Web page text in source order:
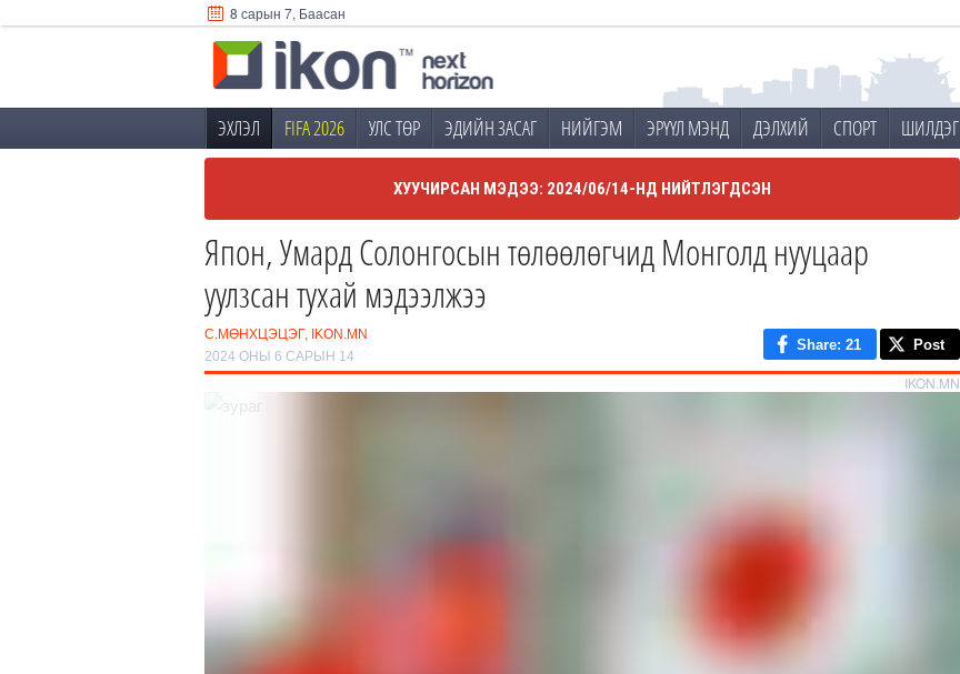
8 сарын 7, Баасан
ЭХЛЭЛ FIFA 2026 УЛС ТӨР ЭДИЙН ЗАСАГ НИЙГЭМ ЭРҮҮЛ МЭНД ДЭЛХИЙ СПОРТ ШИЛДЭГ
ХУУЧИРСАН МЭДЭЭ: 2024/06/14-НД НИЙТЛЭГДСЭН
Япон, Умард Солонгосын төлөөлөгчид Монголд нууцаар
уулзсан тухай мэдээлжээ
С.МӨНХЦЭЦЭГ, IKON.MN
2024 ОНЫ 6 САРЫН 14
Share: 21 Post
IKON.MN